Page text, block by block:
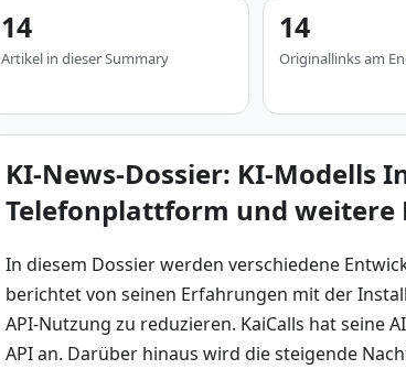
14
Artikel in dieser Summary
14
Originallinks am
KI-News-Dossier: KI-Modells
Telefonplattform und weitere
In diesem Dossier werden verschiedene
berichtet von seinen Erfahrungen mit der
API-Nutzung zu reduzieren. KaiCalls hat
API an. Darüber hinaus wird die steigende